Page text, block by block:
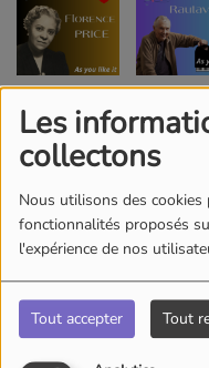
Les
collectons
Nous utilisons des
fonctionnalités proposés
l'expérience de nos
Tout accepter Tout